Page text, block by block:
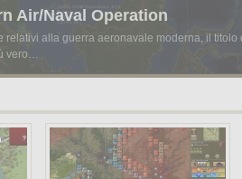
Air/Naval Operation
relativi alla guerra aeronavale moderna, il titolo
vero…